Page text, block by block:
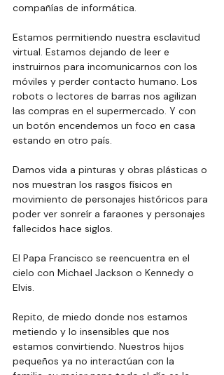
compañías de informática.
Estamos permitiendo nuestra esclavitud
virtual. Estamos dejando de leer e
instruirnos para incomunicarnos con los
móviles y perder contacto humano. Los
robots o lectores de barras nos agilizan
las compras en el supermercado. Y con
un botón encendemos un foco en casa
estando en otro país.
Damos vida a pinturas y obras plásticas o
nos muestran los rasgos físicos en
movimiento de personajes históricos para
poder ver sonreír a faraones y personajes
fallecidos hace siglos.
El Papa Francisco se reencuentra en el
cielo con Michael Jackson o Kennedy o
Elvis.
Repito, de miedo donde nos estamos
metiendo y lo insensibles que nos
estamos convirtiendo. Nuestros hijos
pequeños ya no interactúan con la